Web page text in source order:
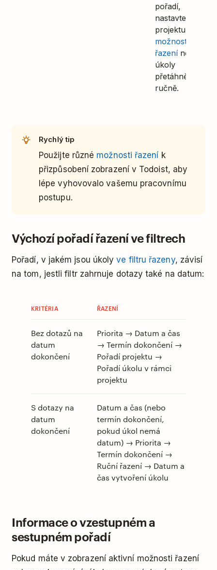
pořadí,
nastavte v
projektu
možnost
řazenínebo
úkoly
přetáhněte
ručně.
Rychlý tip
Použijte různé možnosti řazení k
přizpůsobení zobrazení v Todoist, aby
lépe vyhovovalo vašemu pracovnímu
postupu.
Výchozí pořadí řazení ve filtrech
Pořadí, v jakém jsou úkolyve filtru řazeny, závisí
na tom, jestli filtr zahrnuje dotazy také na datum:
KRITÉRIA ŘAZENÍ
Bez dotazů na
datum
dokončení
Priorita → Datum a čas
→ Termín dokončení →
Pořadí projektu →
Pořadí úkolu v rámci
projektu
S dotazy na
datum
dokončení
Datum a čas (nebo
termín dokončení,
pokud úkol nemá
datum) → Priorita →
Termín dokončení →
Ruční řazení → Datum a
čas vytvoření úkolu
Informace o vzestupném a
sestupném pořadí
Pokud máte v zobrazení aktivní možnosti řazení